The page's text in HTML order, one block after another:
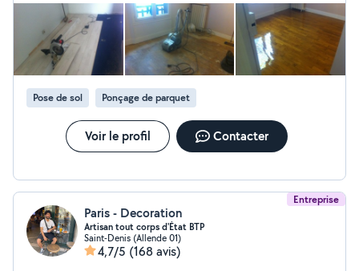
Pose de sol Ponçage de parquet
Voir le profil Contacter
Entreprise
Paris - Decoration
Artisan tout corps d'État BTP
Saint-Denis (Allende 01)
4,7/5 (168 avis)